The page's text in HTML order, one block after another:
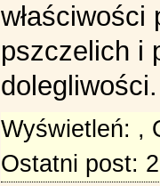
właściwości
pszczelich i
dolegliwości.
Wyświetleń: ,
Ostatni post: